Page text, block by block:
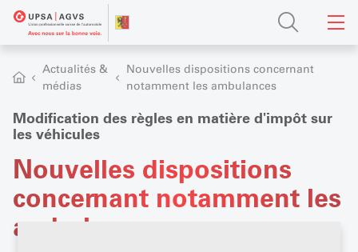
Actualités &
médias
Nouvelles dispositions concernant
notamment les ambulances
Modification des règles en matière d'impôt sur
les véhicules
Nouvelles dispositions
concernant notamment les
ambulances